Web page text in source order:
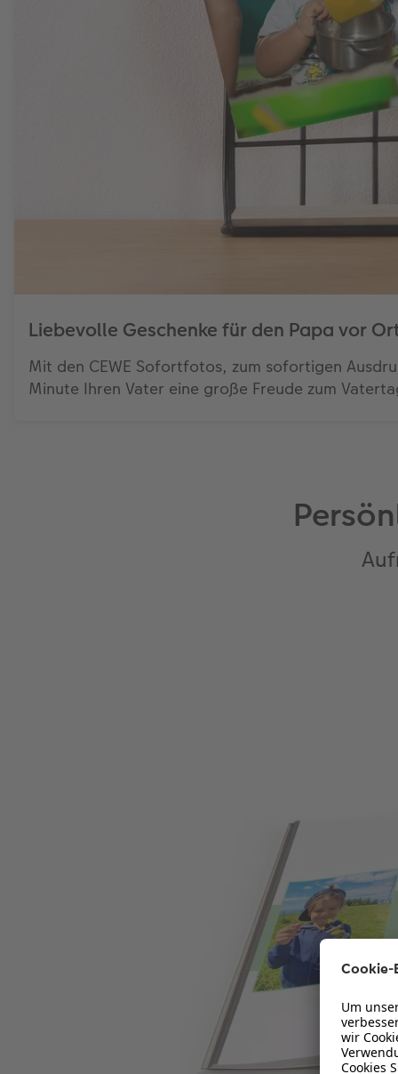
Liebevolle Geschenke für den Papa vor
Mit den CEWE Sofortfotos, zum sofortigen
Minute Ihren Vater eine große Freude zum